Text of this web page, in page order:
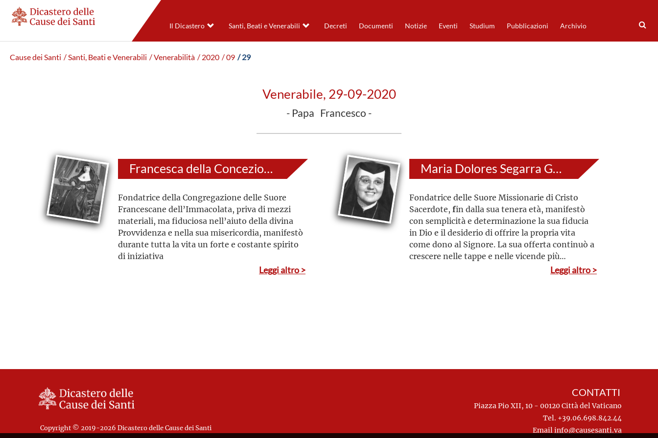
Il Dicastero Santi, Beati e Venerabili Decreti Documenti Notizie Eventi Studium Pubblicazioni Archivio
Cause dei Santi / Santi, Beati e Venerabili / Venerabilità / 2020 / 09 / 29
Venerabile, 29-09-2020
- Papa Francesco -
Francesca della Concezione Pascual Doménech
Fondatrice della Congregazione delle Suore
Francescane dell’Immacolata, priva di mezzi
materiali, ma fiduciosa nell’aiuto della divina
Provvidenza e nella sua misericordia, manifestò
durante tutta la vita un forte e costante spirito
di iniziativa
Leggi altro >
Maria Dolores Segarra Gestoso
Fondatrice delle Suore Missionarie di Cristo
Sacerdote, fin dalla sua tenera età, manifestò
con semplicità e determinazione la sua fiducia
in Dio e il desiderio di offrire la propria vita
come dono al Signore. La sua offerta continuò a
crescere nelle tappe e nelle vicende più
drammatiche con l’umiliazione, la calunnia e la
Leggi altro >
Copyright © 2019-2026 Dicastero delle Cause dei Santi
CONTATTI
Piazza Pio XII, 10 - 00120 Città del Vaticano
Tel. +39.06.698.842.44
Emailinfo@causesanti.va